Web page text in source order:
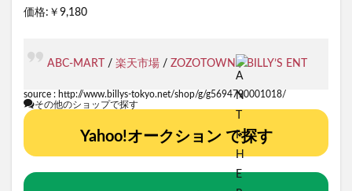
価格:￥9,180
ABC-MART / 楽天市場 / ZOZOTOWN /BILLY’S ENT
source : http://www.billys-tokyo.net/shop/g/g5694790001018/
その他のショップで探す
Yahoo!オークション で探す